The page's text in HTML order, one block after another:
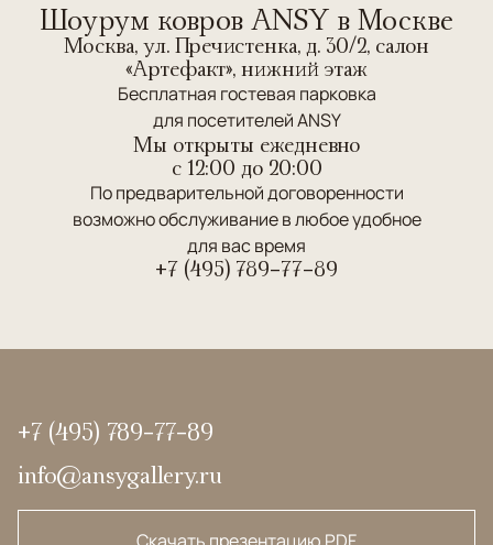
Шоурум ковров ANSY в Москве
Москва, ул. Пречистенка, д. 30/2, салон
«Артефакт», нижний этаж
Бесплатная гостевая парковка
для посетителей ANSY
Мы открыты ежедневно
c 12:00 до 20:00
По предварительной договоренности
возможно обслуживание в любое удобное
для вас время
+7 (495) 789-77-89
+7 (495) 789-77-89
info@ansygallery.ru